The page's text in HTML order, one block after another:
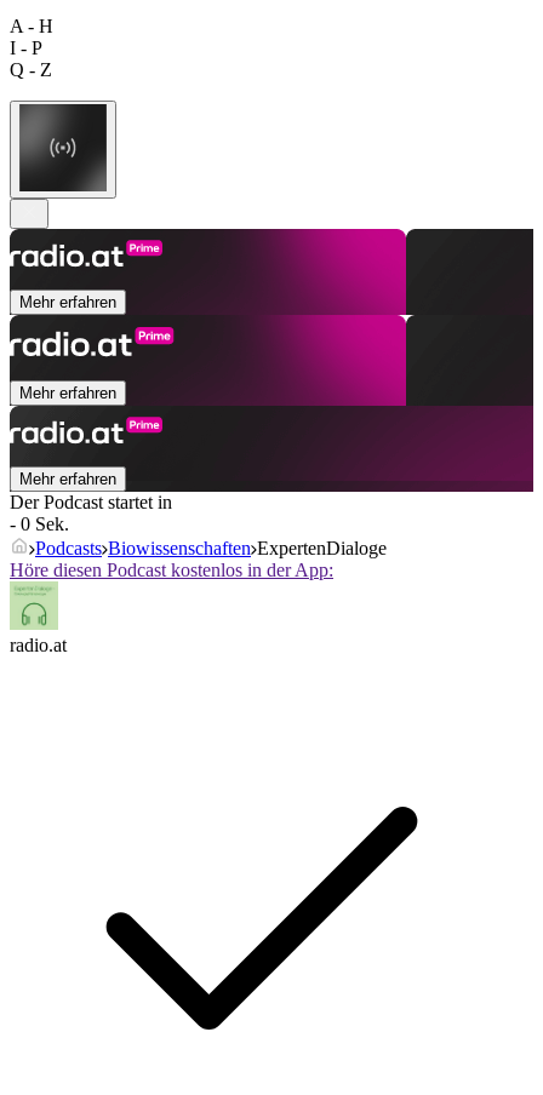
A - H
I - P
Q - Z
Mehr erfahren
Mehr erfahren
Mehr erfahren
Der Podcast startet in
- 0 Sek.
Podcasts Biowissenschaften ExpertenDialoge
Höre diesen Podcast kostenlos in der App:
radio.at